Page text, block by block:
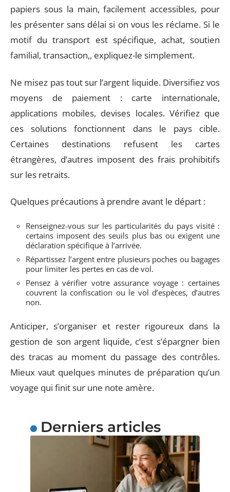
papiers sous la main, facilement accessibles, pour
les présenter sans délai si on vous les réclame. Si le
motif du transport est spécifique, achat, soutien
familial, transaction,, expliquez-le simplement.
Ne misez pas tout sur l’argent liquide. Diversifiez vos
moyens de paiement : carte internationale,
applications mobiles, devises locales. Vérifiez que
ces solutions fonctionnent dans le pays cible.
Certaines destinations refusent les cartes
étrangères, d’autres imposent des frais prohibitifs
sur les retraits.
Quelques précautions à prendre avant le départ :
Renseignez-vous sur les particularités du pays visité :
certains imposent des seuils plus bas ou exigent une
déclaration spécifique à l’arrivée.
Répartissez l’argent entre plusieurs poches ou bagages
pour limiter les pertes en cas de vol.
Pensez à vérifier votre assurance voyage : certaines
couvrent la confiscation ou le vol d’espèces, d’autres
non.
Anticiper, s’organiser et rester rigoureux dans la
gestion de son argent liquide, c’est s’épargner bien
des tracas au moment du passage des contrôles.
Mieux vaut quelques minutes de préparation qu’un
voyage qui finit sur une note amère.
Derniers articles